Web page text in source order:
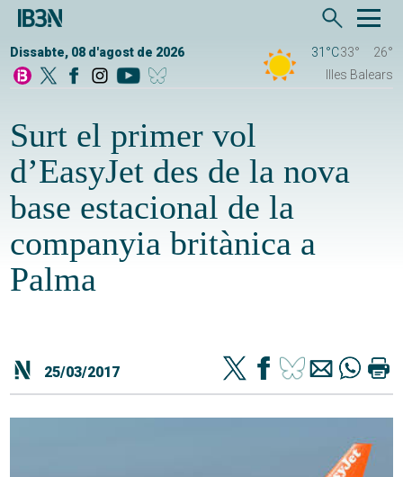
Dissabte, 08 d'agost de 2026 31°C33°
26°
Illes Balears
Surt el primer vol
d’EasyJet des de la nova
base estacional de la
companyia britànica a
Palma
25/03/2017